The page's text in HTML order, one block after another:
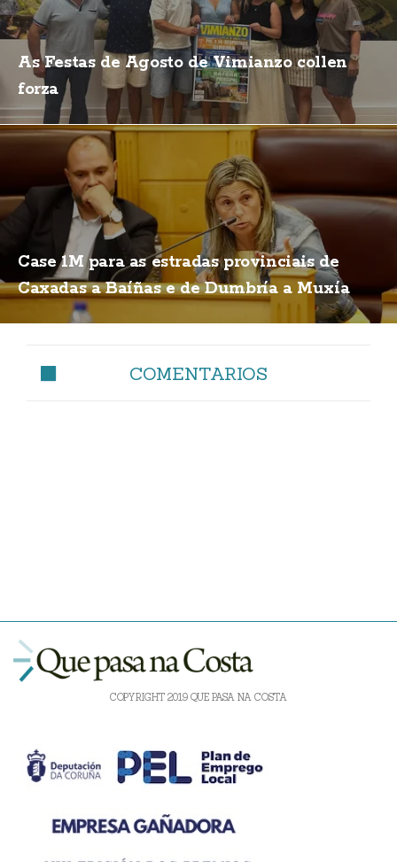
As Festas de Agosto de Vimianzo collen
forza
Case 1M para as estradas provinciais de
Caxadas a Baíñas e de Dumbría a Muxía
COMENTARIOS
COPYRIGHT 2019 QUE PASA NA COSTA